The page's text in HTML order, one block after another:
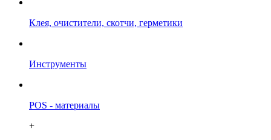
Клея, очистители, скотчи, герметики
Инструменты
POS - материалы
+